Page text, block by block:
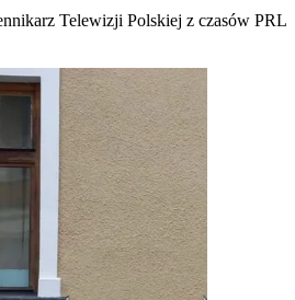
Telewizji Polskiej z czasów PRL